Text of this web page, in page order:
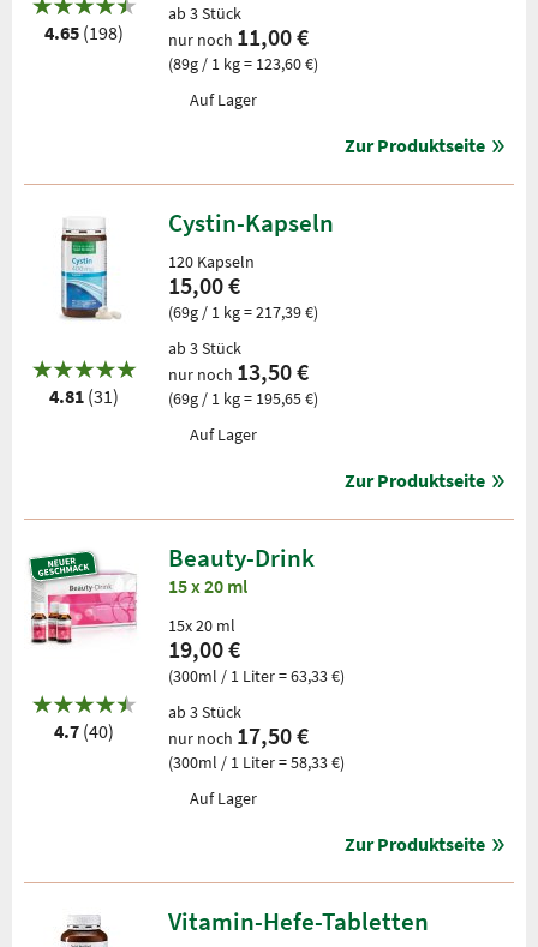
4.65 (198)
ab 3 Stück
nur noch 11,00 €
(89g / 1 kg = 123,60 €)
Auf Lager
Zur Produktseite
4.81 (31)
Cystin-Kapseln
120 Kapseln
15,00 €
(69g / 1 kg = 217,39 €)
ab 3 Stück
nur noch 13,50 €
(69g / 1 kg = 195,65 €)
Auf Lager
Zur Produktseite
4.7 (40)
Beauty-Drink
15 x 20 ml
15x 20 ml
19,00 €
(300ml / 1 Liter = 63,33 €)
ab 3 Stück
nur noch 17,50 €
(300ml / 1 Liter = 58,33 €)
Auf Lager
Zur Produktseite
Vitamin-Hefe-Tabletten